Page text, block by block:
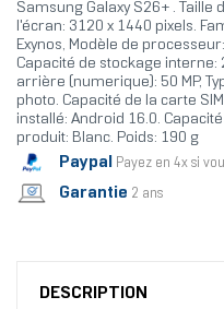
Samsung Galaxy S26+ . Taille
l'écran: 3120 x 1440 pixels.
Exynos, Modèle de
Capacité de stockage interne:
arrière (numerique): 50 MP,
photo. Capacité de la carte
installé: Android 16.0.
produit: Blanc. Poids: 190 g
Paypal Payez en 4x si
Garantie 2 ans
DESCRIPTION